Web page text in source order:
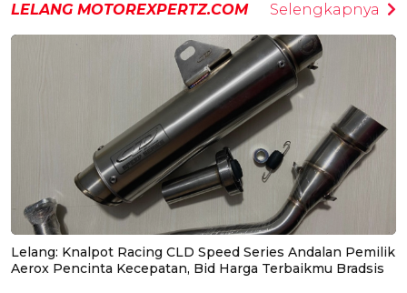
LELANG MOTOREXPERTZ.COM Selengkapnya
Lelang: Knalpot Racing CLD Speed Series Andalan Pemilik
Aerox Pencinta Kecepatan, Bid Harga Terbaikmu Bradsis